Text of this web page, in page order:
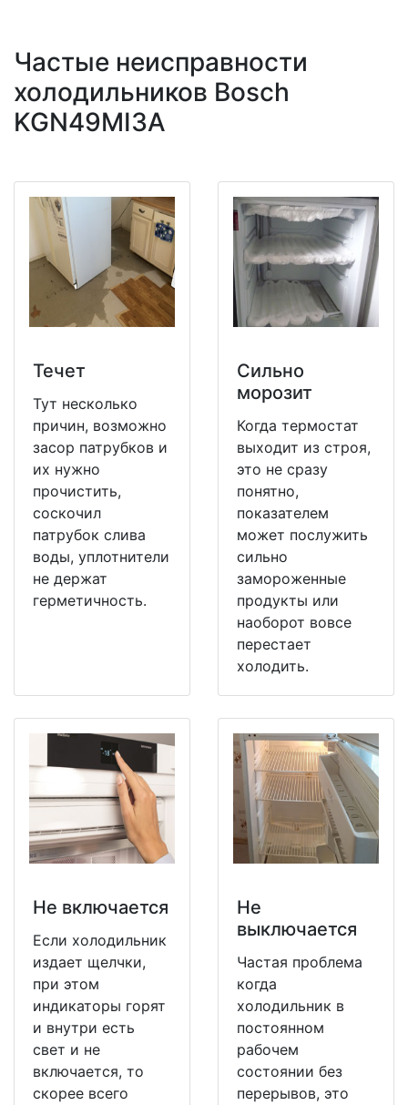
Частые неисправности
холодильников Bosch
KGN49MI3A
Течет
Тут несколько
причин, возможно
засор патрубков и
их нужно
прочистить,
соскочил
патрубок слива
воды, уплотнители
не держат
герметичность.
Сильно
морозит
Когда термостат
выходит из строя,
это не сразу
понятно,
показателем
может послужить
сильно
замороженные
продукты или
наоборот вовсе
перестает
холодить.
Не включается
Если холодильник
издает щелчки,
при этом
индикаторы горят
и внутри есть
свет и не
включается, то
скорее всего
Не
выключается
Частая проблема
когда
холодильник в
постоянном
рабочем
состоянии без
перерывов, это